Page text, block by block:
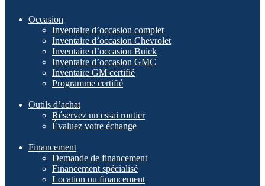
Occasion
Inventaire d’occasion complet
Inventaire d’occasion Chevrolet
Inventaire d’occasion Buick
Inventaire d’occasion GMC
Inventaire GM certifié
Programme certifié
Outils d’achat
Réservez un essai routier
Évaluez votre échange
Financement
Demande de financement
Financement spécialisé
Location ou financement